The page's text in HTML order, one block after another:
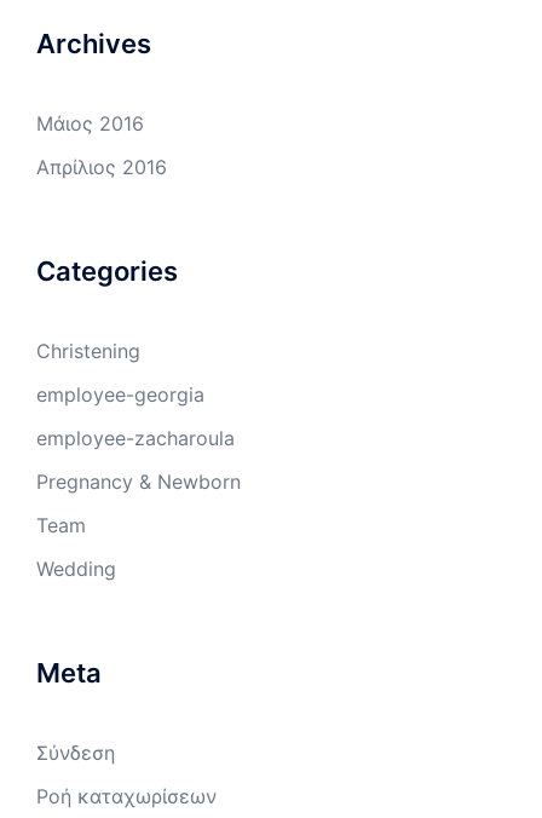
Archives
Μάιος 2016
Απρίλιος 2016
Categories
Christening
employee-georgia
employee-zacharoula
Pregnancy & Newborn
Team
Wedding
Meta
Σύνδεση
Ροή καταχωρίσεων